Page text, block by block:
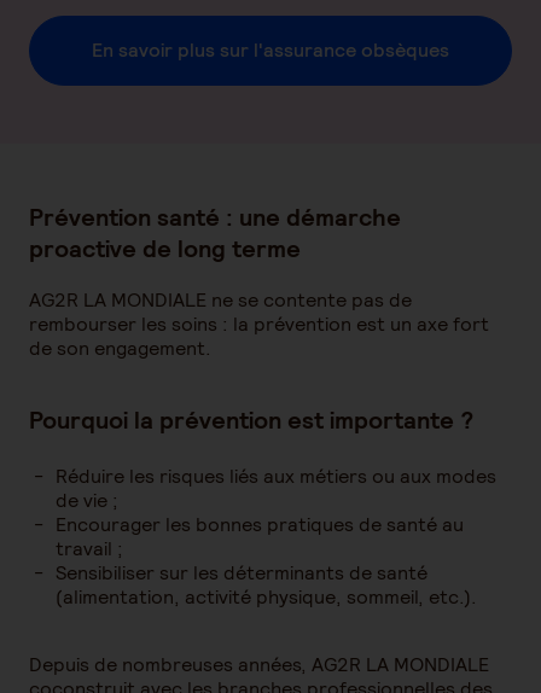
En savoir plus sur l'assurance obsèques
Prévention santé : une démarche
proactive de long terme
AG2R LA MONDIALE ne se contente pas de
rembourser les soins : la prévention est un axe fort
de son engagement.
Pourquoi la prévention est importante ?
Réduire les risques liés aux métiers ou aux modes
de vie ;
Encourager les bonnes pratiques de santé au
travail ;
Sensibiliser sur les déterminants de santé
(alimentation, activité physique, sommeil, etc.).
Depuis de nombreuses années, AG2R LA MONDIALE